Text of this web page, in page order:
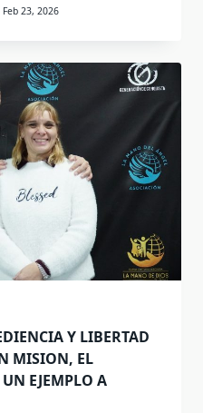
Feb 23, 2026
Y LIBERTAD
MISION, EL
EJEMPLO A